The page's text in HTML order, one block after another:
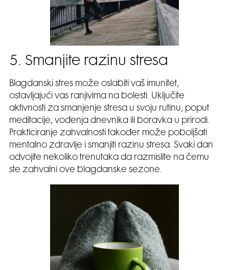
5. Smanjite razinu stresa
Blagdanski stres može oslabiti vaš imunitet,
ostavljajući vas ranjivima na bolesti. Uključite
aktivnosti za smanjenje stresa u svoju rutinu, poput
meditacije, vođenja dnevnika ili boravka u prirodi.
Prakticiranje zahvalnosti također može poboljšati
mentalno zdravlje i smanjiti razinu stresa. Svaki dan
odvojite nekoliko trenutaka da razmislite na čemu
ste zahvalni ove blagdanske sezone.